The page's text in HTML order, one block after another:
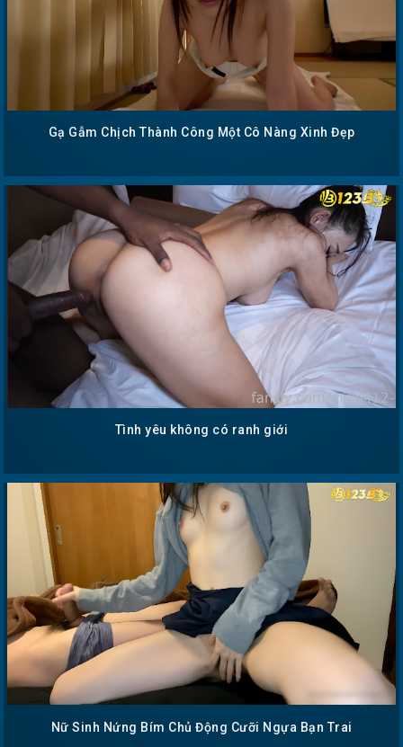
Gạ Gẫm Chịch Thành Công Một Cô Nàng Xinh Đẹp
Tình yêu không có ranh giới
Nữ Sinh Nứng Bím Chủ Động Cưỡi Ngựa Bạn Trai